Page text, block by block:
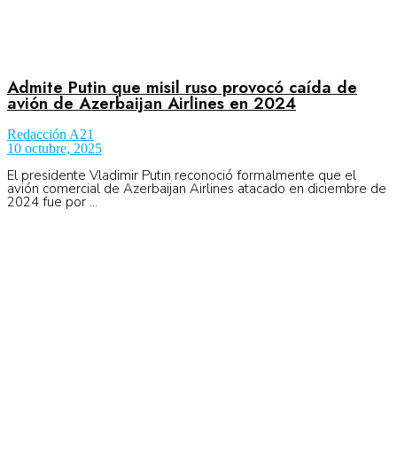
Organismos
Aeroespacial
Innovación
Admite Putin que misil ruso provocó caída de
avión de Azerbaijan Airlines en 2024
Redacción A21
10 octubre, 2025
El presidente Vladimir Putin reconoció formalmente que el
avión comercial de Azerbaijan Airlines atacado en diciembre de
2024 fue por ...